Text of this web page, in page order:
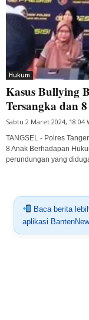
Hukum
Kasus Bullying
Tersangka dan
Sabtu 2 Maret 2024, 18:04
TANGSEL - Polres
8 Anak Berhadapan
perundungan yang
Baca berita
aplikasi